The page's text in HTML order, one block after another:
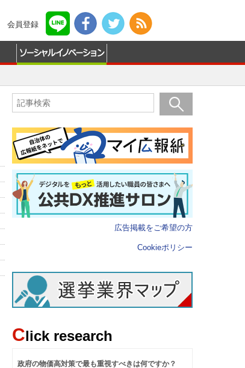
会員登録
広告掲載をご希望の方
Cookieポリシー
Click research